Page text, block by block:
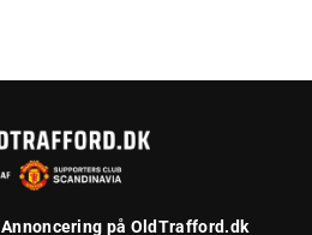
Annoncering på OldTrafford.dk